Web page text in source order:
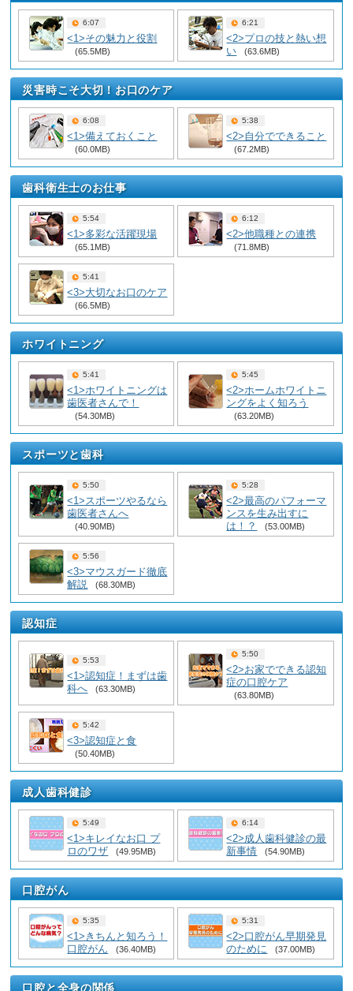
6:07
<1>その魅力と役割
(65.5MB)
6:21
<2>プロの技と熱い想
い
(63.6MB)
災害時こそ大切！お口のケア
6:08
<1>備えておくこと
(60.0MB)
5:38
<2>自分でできること
(67.2MB)
歯科衛生士のお仕事
5:54
<1>多彩な活躍現場
(65.1MB)
6:12
<2>他職種との連携
(71.8MB)
5:41
<3>大切なお口のケア
(66.5MB)
ホワイトニング
5:41
<1>ホワイトニングは
歯医者さんで！
(54.30MB)
5:45
<2>ホームホワイトニ
ングをよく知ろう
(63.20MB)
スポーツと歯科
5:50
<1>スポーツやるなら
歯医者さんへ
(40.90MB)
5:28
<2>最高のパフォーマ
ンスを生み出すに
は！？
(53.00MB)
5:56
<3>マウスガード徹底
解説
(68.30MB)
認知症
5:53
<1>認知症！まずは歯
科へ
(63.30MB)
5:50
<2>お家でできる認知
症の口腔ケア
(63.80MB)
5:42
<3>認知症と食
(50.40MB)
成人歯科健診
5:49
<1>キレイなお口 プ
ロのワザ
(49.95MB)
6:14
<2>成人歯科健診の最
新事情
(54.90MB)
口腔がん
5:35
<1>きちんと知ろう！
口腔がん
(36.40MB)
5:31
<2>口腔がん早期発見
のために
(37.00MB)
口腔と全身の関係